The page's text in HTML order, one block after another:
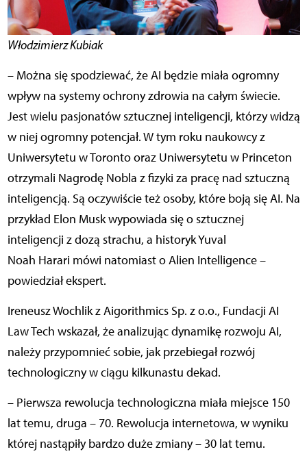
Włodzimierz Kubiak
– Można się spodziewać, że AI będzie miała ogromny
wpływ na systemy ochrony zdrowia na całym świecie.
Jest wielu pasjonatów sztucznej inteligencji, którzy widzą
w niej ogromny potencjał. W tym roku naukowcy z
Uniwersytetu w Toronto oraz Uniwersytetu w Princeton
otrzymali Nagrodę Nobla z fizyki za pracę nad sztuczną
inteligencją. Są oczywiście też osoby, które boją się AI. Na
przykład Elon Musk wypowiada się o sztucznej
inteligencji z dozą strachu, a historyk Yuval
Noah Harari mówi natomiast o Alien Intelligence –
powiedział ekspert.
Ireneusz Wochlik z Aigorithmics Sp. z o.o., Fundacji AI
Law Tech wskazał, że analizując dynamikę rozwoju AI,
należy przypomnieć sobie, jak przebiegał rozwój
technologiczny w ciągu kilkunastu dekad.
– Pierwsza rewolucja technologiczna miała miejsce 150
lat temu, druga – 70. Rewolucja internetowa, w wyniku
której nastąpiły bardzo duże zmiany – 30 lat temu.